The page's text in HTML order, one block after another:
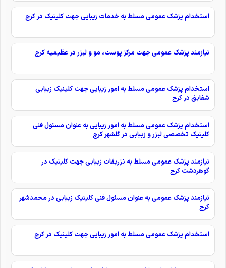
استخدام پزشک عمومی مسلط به خدمات زیبایی جهت کلینیک در کرج
نیازمند پزشک عمومی جهت مرکز پوست، مو و لیزر در عظیمیه کرج
استخدام پزشک عمومی مسلط به امور زیبایی جهت کلینیک زیبایی
شقایق در کرج
استخدام پزشک عمومی مسلط به امور زیبایی به عنوان مسئول فنی
کلینیک تخصصی لیزر و زیبایی در گلشهر کرج
نیازمند پزشک عمومی مسلط به تزریقات زیبایی جهت کلینیک در
گوهردشت کرج
نیازمند پزشک عمومی به عنوان مسئول فنی کلینیک زیبایی در محمدشهر
کرج
استخدام پزشک عمومی مسلط به امور زیبایی جهت کلینیک در کرج